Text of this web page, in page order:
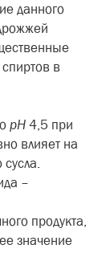
данного
в
pH4,5 при
влияет на
–
продукта,
значение